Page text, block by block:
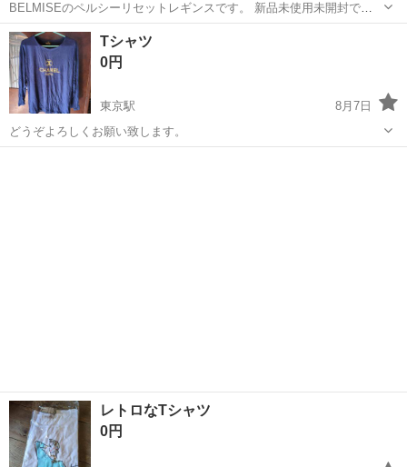
BELMISEのペルシーリセットレギンスです。 新品未使用未開封で
す。 骨盤の所に骨盤ベルトがあります。 2つで6000円で、1つなら
3000円です。 お試しでいかがでしょうか？
和歌山 和歌山市
Tシャツ
0円
東京駅
8月7日
どうぞよろしくお願い致します。
レトロなTシャツ
0円